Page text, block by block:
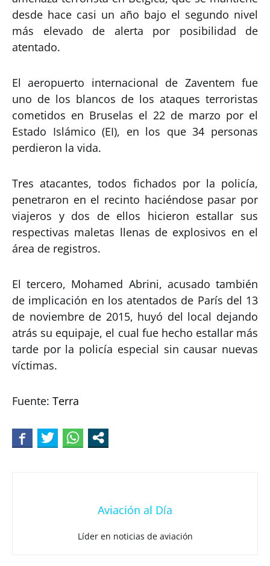
desde hace casi un año bajo el segundo nivel
más elevado de alerta por posibilidad de
atentado.
El aeropuerto internacional de Zaventem fue
uno de los blancos de los ataques terroristas
cometidos en Bruselas el 22 de marzo por el
Estado Islámico (EI), en los que 34 personas
perdieron la vida.
Tres atacantes, todos fichados por la policía,
penetraron en el recinto haciéndose pasar por
viajeros y dos de ellos hicieron estallar sus
respectivas maletas llenas de explosivos en el
área de registros.
El tercero, Mohamed Abrini, acusado también
de implicación en los atentados de París del 13
de noviembre de 2015, huyó del local dejando
atrás su equipaje, el cual fue hecho estallar más
tarde por la policía especial sin causar nuevas
víctimas.
Fuente: Terra
Aviación al Día
Líder en noticias de aviación